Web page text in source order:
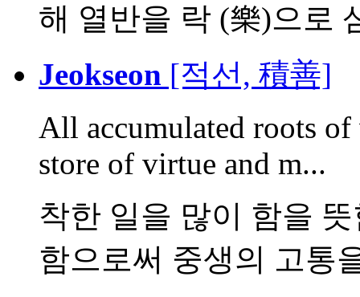
해 열반을 락 (樂)으로
Jeokseon [적선, 積善]
All accumulated roots
store of virtue and m...
착한 일을 많이 함을
함으로써 중생의 고통